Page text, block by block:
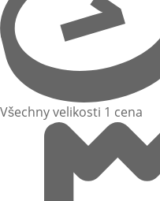
Všechny velikosti 1 cena